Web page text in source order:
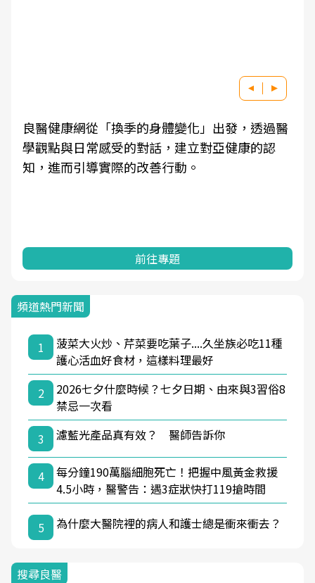
良醫健康網從「換季的身體變化」出發，透過醫
學觀點與日常感受的對話，建立對亞健康的認
知，進而引導實際的改善行動。
前往專題
頻道熱門新聞
1
菠菜大火炒、芹菜要吃葉子....久坐族必吃11種
護心活血好食材，這樣料理最好
2
2026七夕什麼時候？七夕日期、由來與3習俗8
禁忌一次看
3
濾藍光產品真有效？ 醫師告訴你
4
每分鐘190萬腦細胞死亡！把握中風黃金救援
4.5小時，醫警告：遇3症狀快打119搶時間
5 為什麼大醫院裡的病人和護士總是衝來衝去？
搜尋良醫